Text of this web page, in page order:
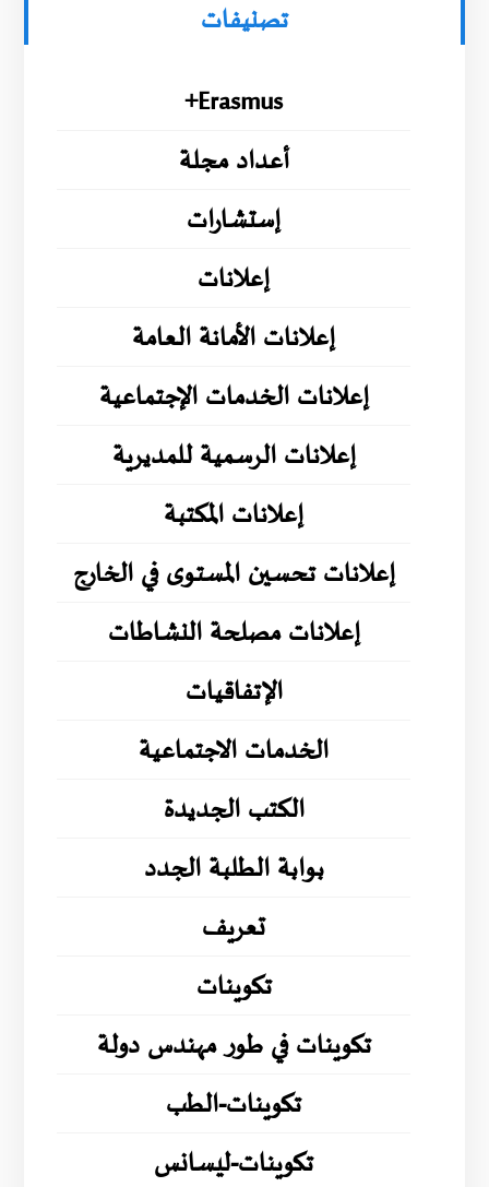
تصنيفات
Erasmus+
أعداد مجلة
إستشارات
إعلانات
إعلانات الأمانة العامة
إعلانات الخدمات الإجتماعية
إعلانات الرسمية للمديرية
إعلانات المكتبة
إعلانات تحسين المستوى في الخارج
إعلانات مصلحة النشاطات
الإتفاقيات
الخدمات الاجتماعية
الكتب الجديدة
بوابة الطلبة الجدد
تعريف
تكوينات
تكوينات في طور مهندس دولة
تكوينات-الطب
تكوينات-ليسانس